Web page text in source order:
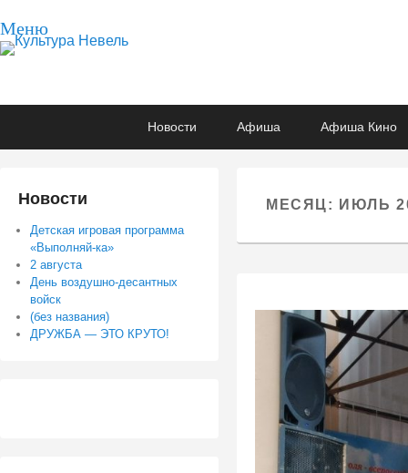
Меню
Культура Невель
Новости Афиша Афиша Кино
МЕСЯЦ: ИЮЛЬ
Новости
Детская игровая программа
«Выполняй-ка»
2 августа
День воздушно-десантных
войск
(без названия)
ДРУЖБА — ЭТО КРУТО!